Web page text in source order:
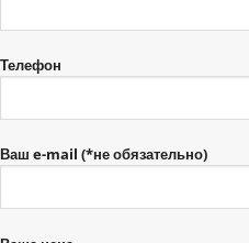
Телефон
Ваш e-mail (*не обязательно)